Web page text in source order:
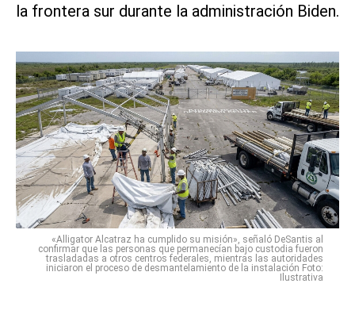
la frontera sur durante la administración Biden.
«Alligator Alcatraz ha cumplido su misión», señaló DeSantis al
confirmar que las personas que permanecían bajo custodia fueron
trasladadas a otros centros federales, mientras las autoridades
iniciaron el proceso de desmantelamiento de la instalación Foto:
Ilustrativa